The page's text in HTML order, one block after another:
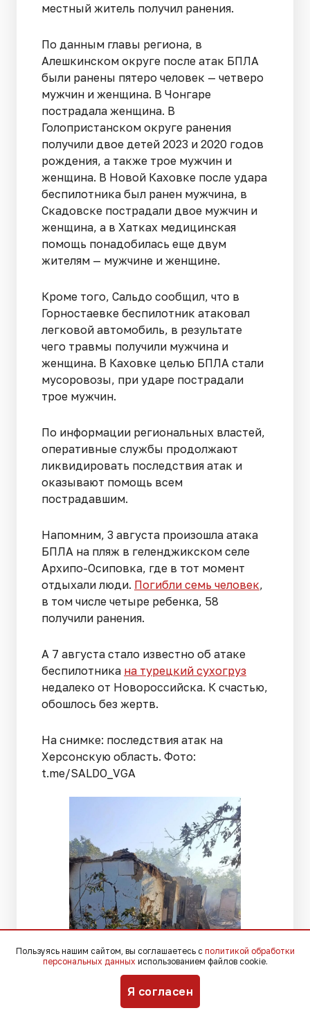
местный житель получил ранения.
По данным главы региона, в
Алешкинском округе после атак БПЛА
были ранены пятеро человек — четверо
мужчин и женщина. В Чонгаре
пострадала женщина. В
Голопристанском округе ранения
получили двое детей 2023 и 2020 годов
рождения, а также трое мужчин и
женщина. В Новой Каховке после удара
беспилотника был ранен мужчина, в
Скадовске пострадали двое мужчин и
женщина, а в Хатках медицинская
помощь понадобилась еще двум
жителям — мужчине и женщине.
Кроме того, Сальдо сообщил, что в
Горностаевке беспилотник атаковал
легковой автомобиль, в результате
чего травмы получили мужчина и
женщина. В Каховке целью БПЛА стали
мусоровозы, при ударе пострадали
трое мужчин.
По информации региональных властей,
оперативные службы продолжают
ликвидировать последствия атак и
оказывают помощь всем
пострадавшим.
Напомним, 3 августа произошла атака
БПЛА на пляж в геленджикском селе
Архипо-Осиповка, где в тот момент
отдыхали люди. Погибли семь человек,
в том числе четыре ребенка, 58
получили ранения.
А 7 августа стало известно об атаке
беспилотника на турецкий сухогруз
недалеко от Новороссийска. К счастью,
обошлось без жертв.
На снимке: последствия атак на
Херсонскую область. Фото:
t.me/SALDO_VGA
Пользуясь нашим сайтом, вы соглашаетесь с политикой обработки
персональных данных использованием файлов cookie.
Я согласен